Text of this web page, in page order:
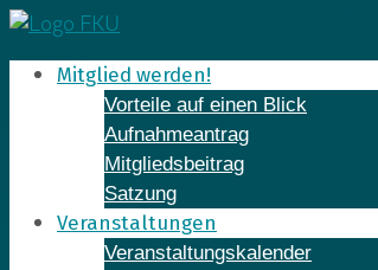
Skip
to
contentMitglied werden!
Vorteile auf einen Blick
Aufnahmeantrag
Mitgliedsbeitrag
Satzung
Veranstaltungen
Veranstaltungskalender